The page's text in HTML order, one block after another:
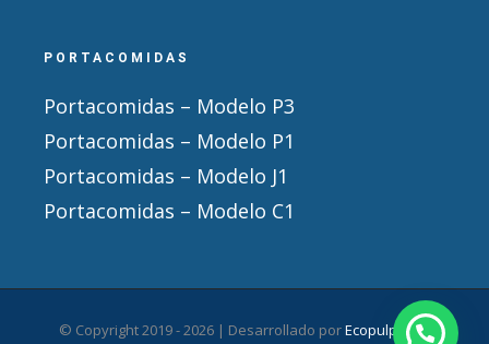
PORTACOMIDAS
Portacomidas – Modelo P3
Portacomidas – Modelo P1
Portacomidas – Modelo J1
Portacomidas – Modelo C1
© Copyright 2019 -2026 | Desarrollado porEcopulpack|